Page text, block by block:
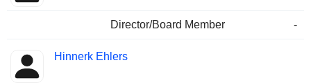
Director/Board Member -
Hinnerk Ehlers